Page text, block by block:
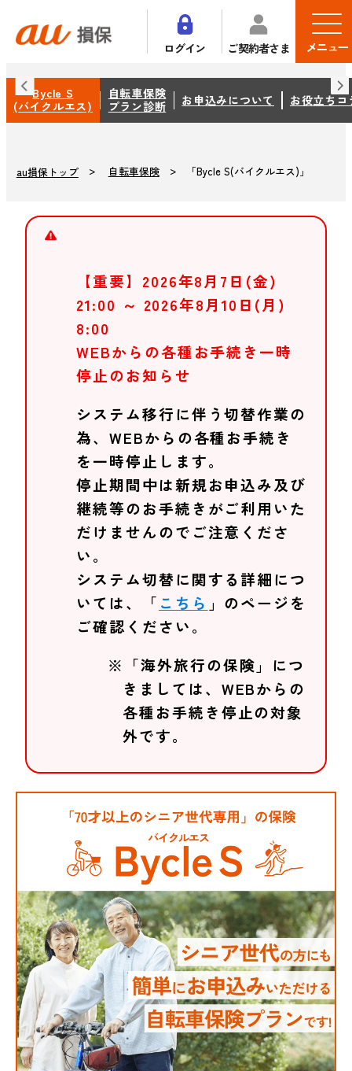
ログイン ご契約者さま メニュー
Bycle S
(バイクルエス)
自転車保険
プラン診断
お申込みについて お役立ちコ
au損保トップ 自転車保険 「Bycle S(バイクルエス)」
【重要】2026年8月7日(金)
21:00 ～ 2026年8月10日(月)
8:00
WEBからの各種お手続き一時
停止のお知らせ
システム移行に伴う切替作業の
為、WEBからの各種お手続き
を一時停止します。
停止期間中は新規お申込み及び
継続等のお手続きがご利用いた
だけませんのでご注意くださ
い。
システム切替に関する詳細につ
いては、「 こちら 」のページを
ご確認ください。
※「海外旅行の保険」につ
きましては、WEBからの
各種お手続き停止の対象
外です。